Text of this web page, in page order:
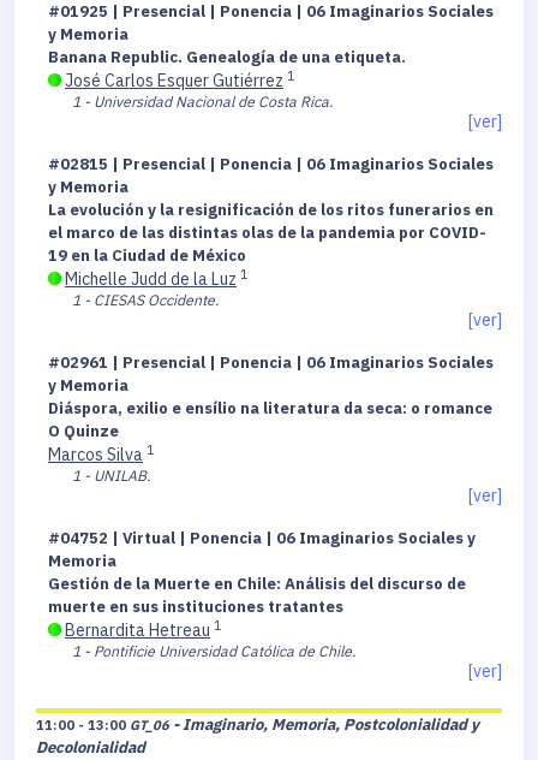
#01925 | Presencial | Ponencia | 06 Imaginarios Sociales
y Memoria
Banana Republic. Genealogía de una etiqueta.
José Carlos Esquer Gutiérrez 1
1 - Universidad Nacional de Costa Rica.
[ver]
#02815 | Presencial | Ponencia | 06 Imaginarios Sociales
y Memoria
La evolución y la resignificación de los ritos funerarios en
el marco de las distintas olas de la pandemia por COVID-
19 en la Ciudad de México
Michelle Judd de la Luz 1
1 - CIESAS Occidente.
[ver]
#02961 | Presencial | Ponencia | 06 Imaginarios Sociales
y Memoria
Diáspora, exilio e ensílio na literatura da seca: o romance
O Quinze
Marcos Silva 1
1 - UNILAB.
[ver]
#04752 | Virtual | Ponencia | 06 Imaginarios Sociales y
Memoria
Gestión de la Muerte en Chile: Análisis del discurso de
muerte en sus instituciones tratantes
Bernardita Hetreau 1
1 - Pontificie Universidad Católica de Chile.
[ver]
11:00 - 13:00 GT_06 - Imaginario, Memoria, Postcolonialidad y
Decolonialidad